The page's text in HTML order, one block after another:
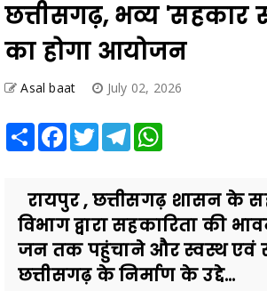
छत्तीसगढ़, भव्य 'सहकार
का होगा आयोजन
Asal baat July 02, 2026
Share Facebook
Twitter Telegram
रायपुर , छत्तीसगढ़ शासन के
विभाग द्वारा सहकारिता की
जन तक पहुंचाने और स्वस्थ एवं
छत्तीसगढ़ के निर्माण के उद्दे...